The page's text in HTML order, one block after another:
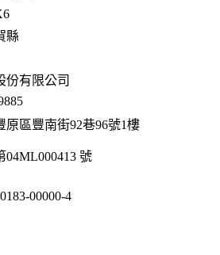
縣
份有限公司
原區豐南街92巷96號1樓
04ML000413 號
00000-4